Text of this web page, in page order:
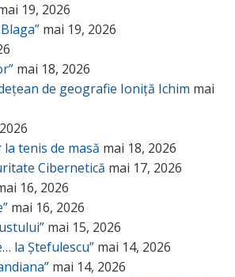
19, 2026
mai 19, 2026
mai 18, 2026
de geografie Ioniță Ichim mai
tenis de masă mai 18, 2026
Cibernetică mai 17, 2026
16, 2026
mai 16, 2026
mai 15, 2026
la Ștefulescu” mai 14, 2026
mai 14, 2026